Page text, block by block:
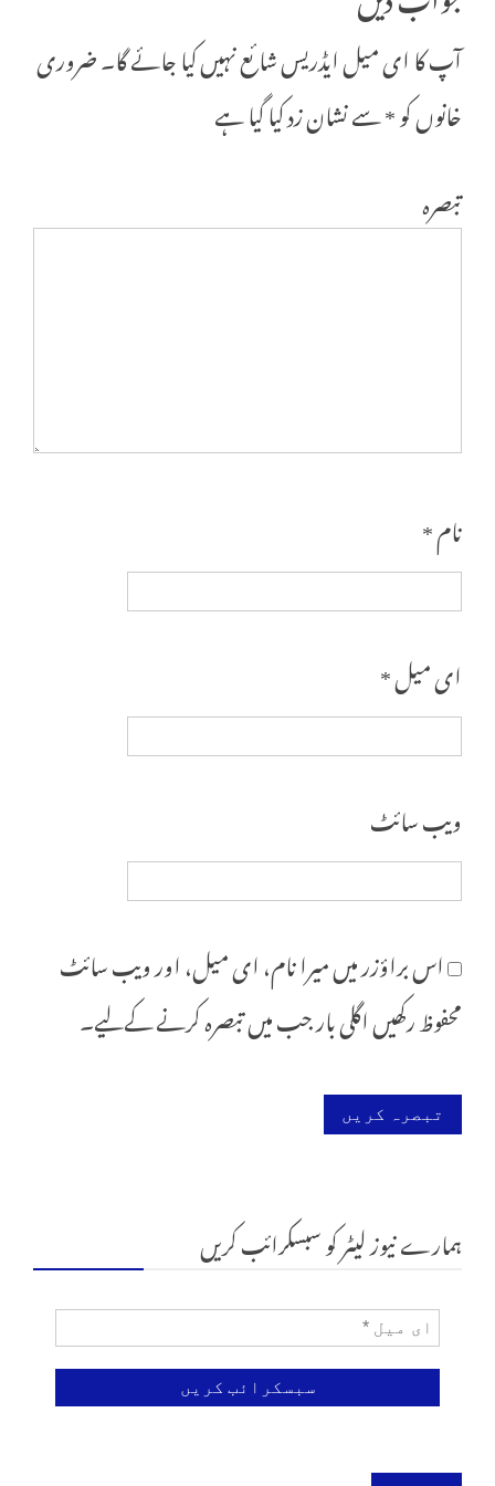
آپ کا ای میل ایڈریس شائع نہیں کیا جائے گا۔ضروری
خانوں کو*سے نشان زد کیا گیا ہے
تبصرہ
نام*
ای میل*
ویب‌ سائٹ
اس براؤزر میں میرا نام، ای میل، اور ویب سائٹ
محفوظ رکھیں اگلی بار جب میں تبصرہ کرنے کےلیے۔
ہمارے نیوز لیٹر کو سبسکرائب کریں